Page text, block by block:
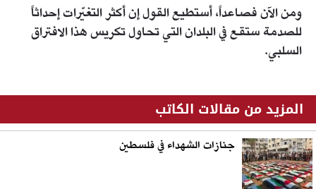
ومن الآن فصاعداً، أستطيع القول إن أكثر التغيّرات إحداثاً
للصدمة ستقع في البلدان التي تحاول تكريس هذا الافتراق
السلبي.
المزيد من مقالات الكاتب
جنازات الشهداء في فلسطين